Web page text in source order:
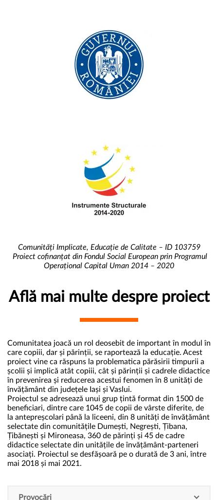
Comunități Implicate, Educație de Calitate – ID 103759
Proiect cofinanțat din Fondul Social European prin Programul
Operațional Capital Uman 2014 – 2020
Află mai multe despre proiect
Comunitatea joacă un rol deosebit de important în modul în
care copiii, dar și părinții, se raportează la educație. Acest
proiect vine ca răspuns la problematica părăsirii timpurii a
școlii și implică atât copiii, cât și părinții și cadrele didactice
în prevenirea și reducerea acestui fenomen în 8 unități de
învățământ din județele Iași și Vaslui.
Proiectul se adresează unui grup țintă format din 1500 de
beneficiari, dintre care 1045 de copii de vârste diferite, de
la antepreșcolari până la liceeni, din 8 unități de învățământ
selectate din comunitățile Dumești, Negrești, Țibana,
Țibănești și Mironeasa, 360 de părinți și 45 de cadre
didactice selectate din unitățile de învățământ-parteneri
asociați. Proiectul se desfășoară pe o durată de 3 ani, între
mai 2018 și mai 2021.
Provocări